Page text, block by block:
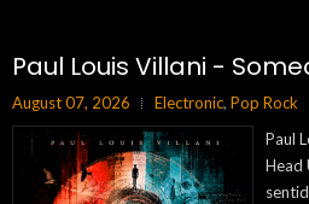
Paul Louis Villani -
August 07, 2026 Electronic, Pop Rock
Paul
Head